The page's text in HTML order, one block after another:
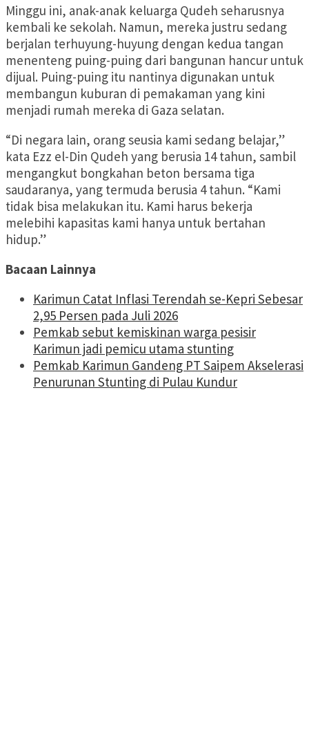
Minggu ini, anak-anak keluarga Qudeh seharusnya
kembali ke sekolah. Namun, mereka justru sedang
berjalan terhuyung-huyung dengan kedua tangan
menenteng puing-puing dari bangunan hancur untuk
dijual. Puing-puing itu nantinya digunakan untuk
membangun kuburan di pemakaman yang kini
menjadi rumah mereka di Gaza selatan.
“Di negara lain, orang seusia kami sedang belajar,”
kata Ezz el-Din Qudeh yang berusia 14 tahun, sambil
mengangkut bongkahan beton bersama tiga
saudaranya, yang termuda berusia 4 tahun. “Kami
tidak bisa melakukan itu. Kami harus bekerja
melebihi kapasitas kami hanya untuk bertahan
hidup.”
Bacaan Lainnya
Karimun Catat Inflasi Terendah se-Kepri Sebesar
2,95 Persen pada Juli 2026
Pemkab sebut kemiskinan warga pesisir
Karimun jadi pemicu utama stunting
Pemkab Karimun Gandeng PT Saipem Akselerasi
Penurunan Stunting di Pulau Kundur